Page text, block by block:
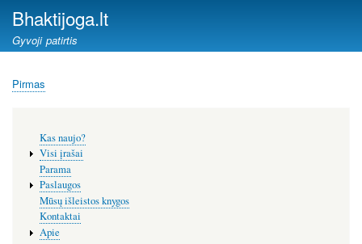
Bhaktijoga.lt
Gyvoji patirtis
Kelias
Pirmas
meniu
Kas naujo?
Visi įrašai
Parama
Paslaugos
Mūsų išleistos knygos
Kontaktai
Apie